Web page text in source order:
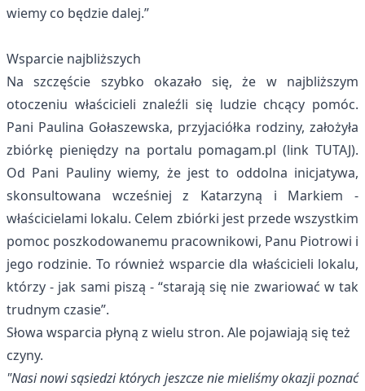
wiemy co będzie dalej.”
Wsparcie najbliższych
Na szczęście szybko okazało się, że w najbliższym
otoczeniu właścicieli znaleźli się ludzie chcący pomóc.
Pani Paulina Gołaszewska, przyjaciółka rodziny, założyła
zbiórkę pieniędzy na portalu pomagam.pl (link TUTAJ).
Od Pani Pauliny wiemy, że jest to oddolna inicjatywa,
skonsultowana wcześniej z Katarzyną i Markiem -
właścicielami lokalu. Celem zbiórki jest przede wszystkim
pomoc poszkodowanemu pracownikowi, Panu Piotrowi i
jego rodzinie. To również wsparcie dla właścicieli lokalu,
którzy - jak sami piszą - “starają się nie zwariować w tak
trudnym czasie”.
Słowa wsparcia płyną z wielu stron. Ale pojawiają się też
czyny.
"Nasi nowi sąsiedzi których jeszcze nie mieliśmy okazji poznać